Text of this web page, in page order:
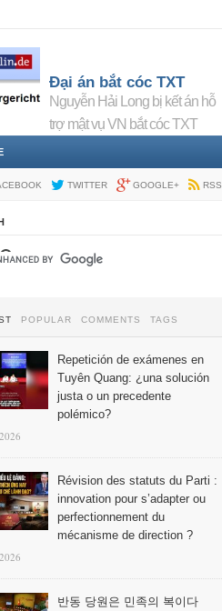
Đại án bắt cóc TXT
Nguyễn Hải Long bị kết án hỗ
trợ mật vụ VN bắt cóc TXT
TWITTER GOOGLE+ RSS
POPULAR COMMENTS TAGS
Repetición de exámenes en
Tuyên Quang: ¿una solución
justa o un precedente
polémico?
Révision des statuts du Parti :
innovation pour s’adapter ou
perfectionnement du
mécanisme de direction ?
반동 당원은 민족의 복이다